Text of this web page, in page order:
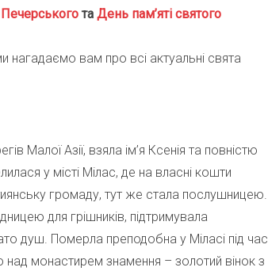
Печерського та День пам’яті святого
нагадаємо вам про всі актуальні свята
Малої Азії, взяла ім’я Ксенія та повністю
у місті Мілас, де на власні кошти
громаду, тут же стала послушницею.
для грішників, підтримувала
душ. Померла преподобна у Міласі під час
над монастирем знамення – золотий вінок з